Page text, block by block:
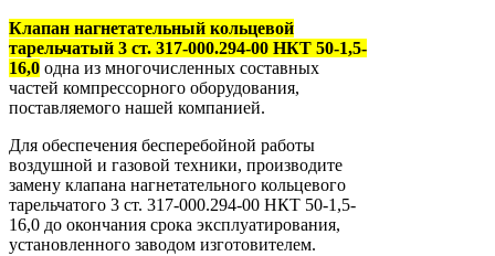
Клапан нагнетательный кольцевой
тарельчатый 3 ст. 317-000.294-00 НКТ 50-1,5-
16,0 одна из многочисленных составных
частей компрессорного оборудования,
поставляемого нашей компанией.
Для обеспечения бесперебойной работы
воздушной и газовой техники, производите
замену клапана нагнетательного кольцевого
тарельчатого 3 ст. 317-000.294-00 НКТ 50-1,5-
16,0 до окончания срока эксплуатирования,
установленного заводом изготовителем.